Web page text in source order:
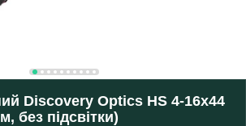
Discovery Optics HS 4-16x44
без підсвітки)